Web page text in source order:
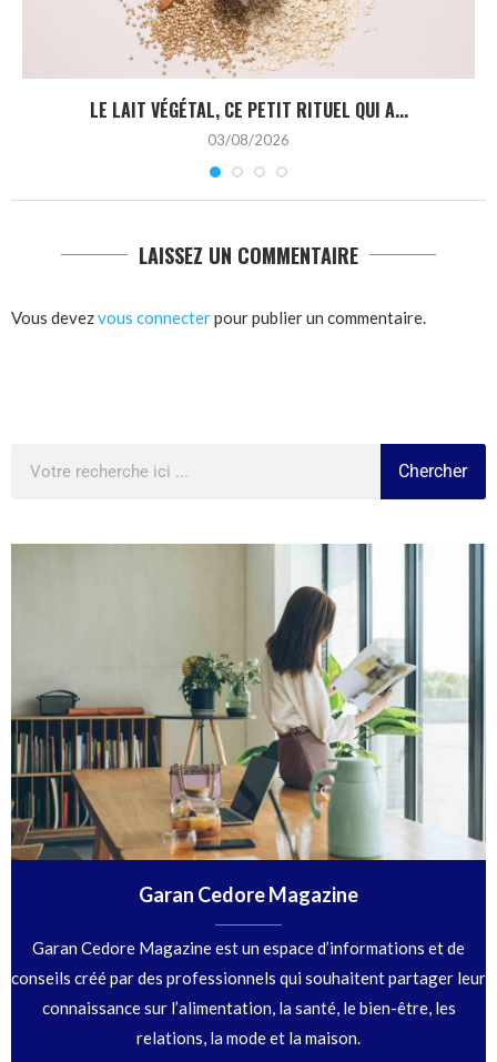
LE LAIT VÉGÉTAL, CE PETIT RITUEL QUI A...
03/08/2026
LAISSEZ UN COMMENTAIRE
Vous devezvous connecterpour publier un commentaire.
Chercher
Garan Cedore Magazine
Garan Cedore Magazine est un espace d’informations et de
conseils créé par des professionnels qui souhaitent partager leur
connaissance sur l’alimentation, la santé, le bien-être, les
relations, la mode et la maison.